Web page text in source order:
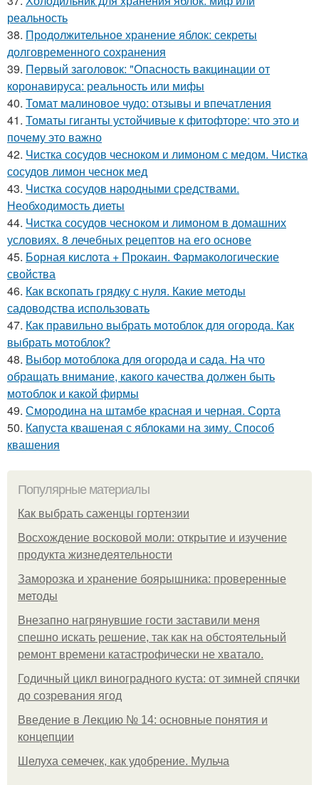
реальность
38. Продолжительное хранение яблок: секреты
долговременного сохранения
39. Первый заголовок: "Опасность вакцинации от
коронавируса: реальность или мифы
40. Томат малиновое чудо: отзывы и впечатления
41. Томаты гиганты устойчивые к фитофторе: что это и
почему это важно
42. Чистка сосудов чесноком и лимоном с медом. Чистка
сосудов лимон чеснок мед
43. Чистка сосудов народными средствами.
Необходимость диеты
44. Чистка сосудов чесноком и лимоном в домашних
условиях. 8 лечебных рецептов на его основе
45. Борная кислота + Прокаин. Фармакологические
свойства
46. Как вскопать грядку с нуля. Какие методы
садоводства использовать
47. Как правильно выбрать мотоблок для огорода. Как
выбрать мотоблок?
48. Выбор мотоблока для огорода и сада. На что
обращать внимание, какого качества должен быть
мотоблок и какой фирмы
49. Смородина на штамбе красная и черная. Сорта
50. Капуста квашеная с яблоками на зиму. Способ
квашения
Популярные материалы
Как выбрать саженцы гортензии
Восхождение восковой моли: открытие и изучение
продукта жизнедеятельности
Заморозка и хранение боярышника: проверенные
методы
Внезапно нагрянувшие гости заставили меня
спешно искать решение, так как на обстоятельный
ремонт времени катастрофически не хватало.
Годичный цикл виноградного куста: от зимней спячки
до созревания ягод
Введение в Лекцию № 14: основные понятия и
концепции
Шелуха семечек, как удобрение. Мульча